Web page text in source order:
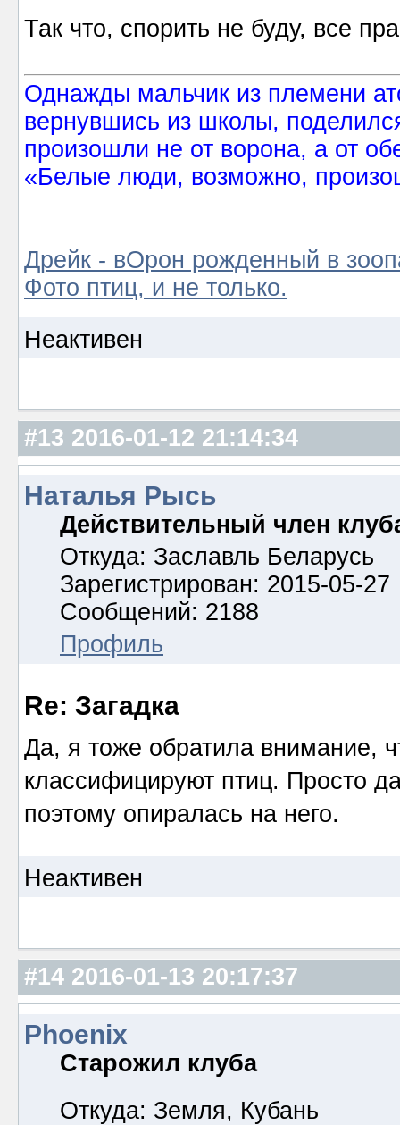
Так что, спорить не буду, все
Однажды мальчик из племени
вернувшись из школы,
произошли не от ворона, а от
«Белые люди, возможно,
Дрейк - вОрон рожденный в
Фото птиц, и не только.
Неактивен
#13 2016-01-12 21:14:34
Наталья Рысь
Действительный член
Откуда: Заславль Беларусь
Зарегистрирован: 2015-05-27
Сообщений: 2188
Профиль
Re: Загадка
Да, я тоже обратила внимание,
классифицируют птиц. Просто
поэтому опиралась на него.
Неактивен
#14 2016-01-13 20:17:37
Phoenix
Старожил клуба
Откуда: Земля, Кубань